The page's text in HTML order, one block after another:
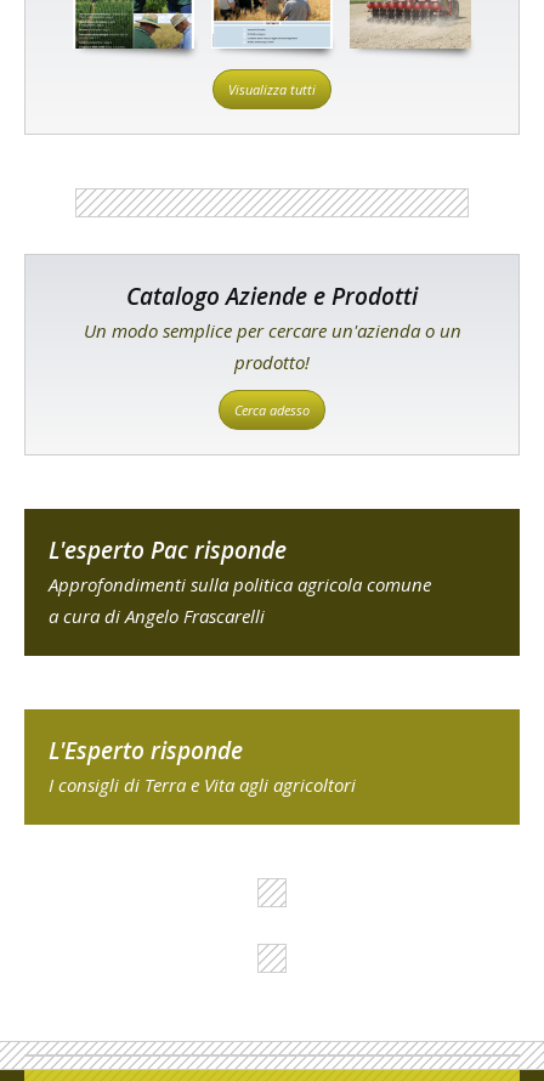
Visualizza tutti
Catalogo Aziende e Prodotti
Un modo semplice per cercare un'azienda o un
prodotto!
Cerca adesso
L'esperto Pac risponde
Approfondimenti sulla politica agricola comune
a cura di Angelo Frascarelli
L'Esperto risponde
I consigli di Terra e Vita agli agricoltori